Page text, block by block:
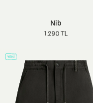
Nib
1.290 TL